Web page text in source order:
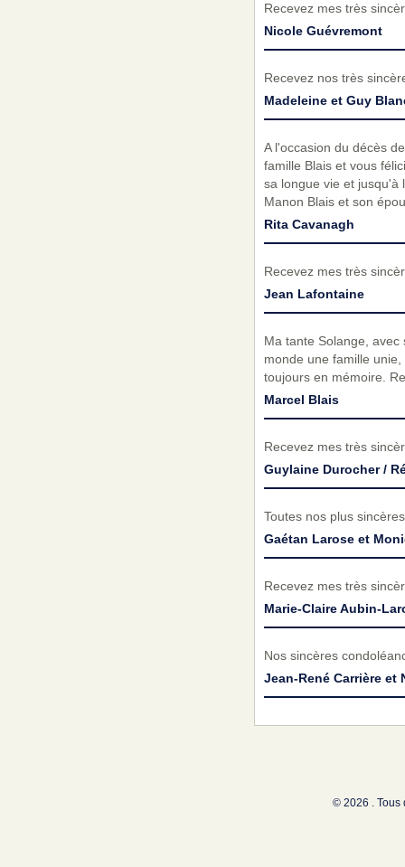
Recevez mes très
Nicole Guévremont
Recevez nos très
Madeleine et Guy
A l'occasion du décès
famille Blais et vous
sa longue vie et jusqu'à
Manon Blais et son
Rita Cavanagh
Recevez mes très
Jean Lafontaine
Ma tante Solange,
monde une famille
toujours en mémoire.
Marcel Blais
Recevez mes très
Guylaine Durocher /
Toutes nos plus
Gaétan Larose et
Recevez mes très
Marie-Claire Aubin-
Nos sincères
Jean-René Carrière et
© 2026 . Tous